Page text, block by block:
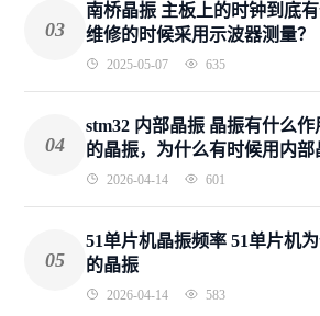
03
南桥晶振 主板上的时钟到底
维修的时候采用示波器测量？
2025-05-07 635
04
stm32 内部晶振 晶振有什么
的晶振，为什么有时候用内部
2026-04-14 601
05
51单片机晶振频率 51单片机
的晶振
2026-04-14 583